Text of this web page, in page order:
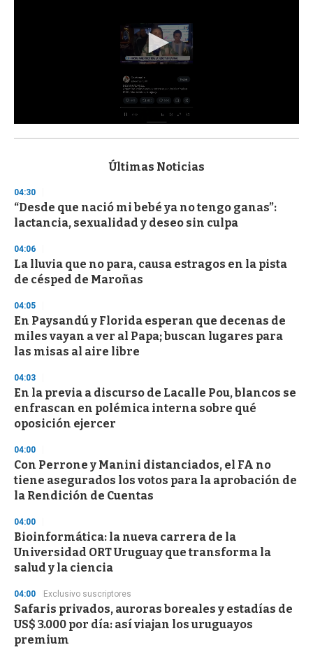
s
d
s
o
f
3
s
e
c
n
d
Últimas Noticias
04:30
“Desde que nació mi bebé ya no tengo ganas”:
lactancia, sexualidad y deseo sin culpa
04:06
La lluvia que no para, causa estragos en la pista
de césped de Maroñas
04:05
En Paysandú y Florida esperan que decenas de
miles vayan a ver al Papa; buscan lugares para
las misas al aire libre
04:03
En la previa a discurso de Lacalle Pou, blancos se
enfrascan en polémica interna sobre qué
oposición ejercer
04:00
Con Perrone y Manini distanciados, el FA no
tiene asegurados los votos para la aprobación de
la Rendición de Cuentas
04:00
Bioinformática: la nueva carrera de la
Universidad ORT Uruguay que transforma la
salud y la ciencia
04:00 Exclusivo suscriptores
Safaris privados, auroras boreales y estadías de
US$ 3.000 por día: así viajan los uruguayos
premium